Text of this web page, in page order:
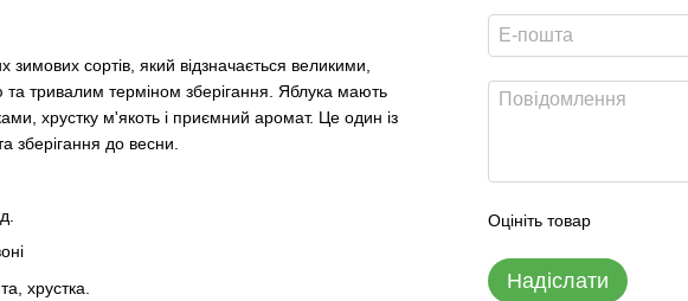
зимових сортів, який відзначається великими,
тривалим терміном зберігання. Яблука мають
хрустку м'якоть і приємний аромат. Це один із
зберігання до весни.
хрустка.
Оцініть товар
Надіслати